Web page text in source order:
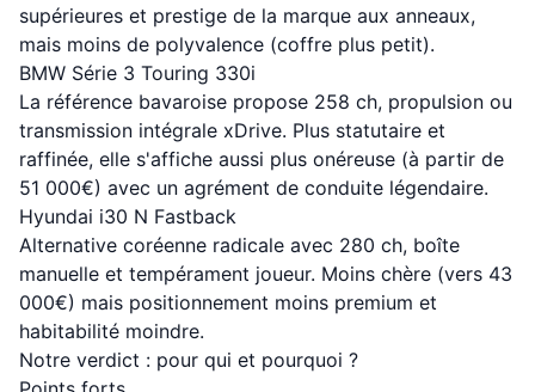
supérieures et prestige de la marque aux anneaux,
mais moins de polyvalence (coffre plus petit).
BMW Série 3 Touring 330i
La référence bavaroise propose 258 ch, propulsion ou
transmission intégrale xDrive. Plus statutaire et
raffinée, elle s'affiche aussi plus onéreuse (à partir de
51 000€) avec un agrément de conduite légendaire.
Hyundai i30 N Fastback
Alternative coréenne radicale avec 280 ch, boîte
manuelle et tempérament joueur. Moins chère (vers 43
000€) mais positionnement moins premium et
habitabilité moindre.
Notre verdict : pour qui et pourquoi ?